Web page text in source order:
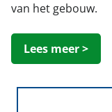
van het gebouw.
Lees meer >